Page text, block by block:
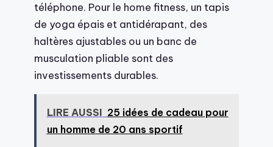
téléphone. Pour le home fitness, un tapis
de yoga épais et antidérapant, des
haltères ajustables ou un banc de
musculation pliable sont des
investissements durables.
LIRE AUSSI 25 idées de cadeau pour
un homme de 20 ans sportif